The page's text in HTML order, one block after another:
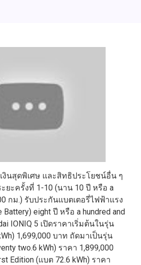
งินสุดพิเศษ และสิทธิประโยชน์อื่น ๆ
ยะครั้งที่ 1-10 (นาน 10 ปี หรือ a
กม.) รับประกันแบตเตอรี่ไฟฟ้าแรง
Battery) eight ปี หรือ a hundred and
IONIQ 5 เปิดราคาเริ่มต้นในรุ่น
1,699,000 บาท ถัดมาเป็นรุ่น
two.6 kWh) ราคา 1,899,000
Edition (แบต 72.6 kWh) ราคา